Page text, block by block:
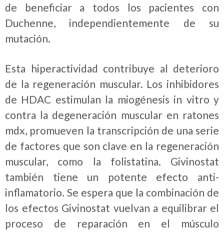
de beneficiar a todos los pacientes con
Duchenne, independientemente de su
mutación.
Esta hiperactividad contribuye al deterioro
de la regeneración muscular. Los inhibidores
de HDAC estimulan la miogénesis in vitro y
contra la degeneración muscular en ratones
mdx, promueven la transcripción de una serie
de factores que son clave en la regeneración
muscular, como la folistatina. Givinostat
también tiene un potente efecto anti-
inflamatorio. Se espera que la combinación de
los efectos Givinostat vuelvan a equilibrar el
proceso de reparación en el músculo